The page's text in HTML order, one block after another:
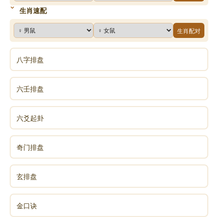
生肖速配
生肖配对
八字排盘
六壬排盘
六爻起卦
奇门排盘
玄排盘
金口诀